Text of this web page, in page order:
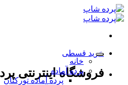
Skip
to
content
خرید قسطی
فروشگاه اینترنتی
خانه
پرده آماده
پرده آماده تورکتان